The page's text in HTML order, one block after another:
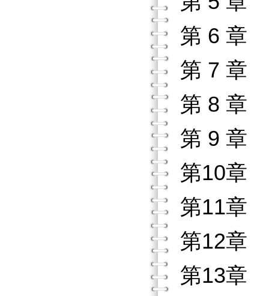
第 6 章
第 7 章
第 8 章
第 9 章
第10章
第11章
第12章
第13章